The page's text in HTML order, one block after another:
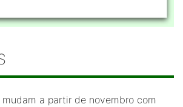
mudam a partir de novembro com